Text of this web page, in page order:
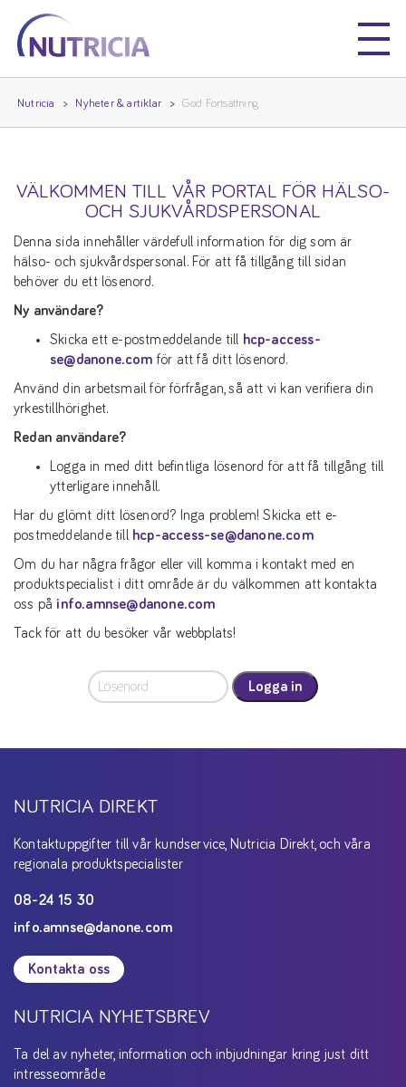
Nutricia
Nutricia
Nutricia Nyheter & artiklar God Fortsättning
VÄLKOMMEN TILL VÅR PORTAL FÖR HÄLSO-
OCH SJUKVÅRDSPERSONAL
Denna sida innehåller värdefull information för dig som är
hälso- och sjukvårdspersonal. För att få tillgång till sidan
behöver du ett lösenord.
Ny användare?
Skicka ett e-postmeddelande till
hcp-access-
se@danone.com för att få ditt lösenord.
Använd din arbetsmail för förfrågan, så att vi kan verifiera din
yrkestillhörighet.
Redan användare?
Logga in med ditt befintliga lösenord för att få tillgång till
ytterligare innehåll.
Har du glömt ditt lösenord? Inga problem! Skicka ett e-
postmeddelande till
hcp-access-se@danone.com
Om du har några frågor eller vill komma i kontakt med en
produktspecialist i ditt område är du välkommen att kontakta
oss på info.amnse@danone.com
Tack för att du besöker vår webbplats!
Logga in
NUTRICIA DIREKT
Kontaktuppgifter till vår kundservice, Nutricia Direkt, och våra
regionala produktspecialister
08-24 15 30
info.amnse@danone.com
Kontakta oss
NUTRICIA NYHETSBREV
Ta del av nyheter, information och inbjudningar kring just ditt
intresseområde